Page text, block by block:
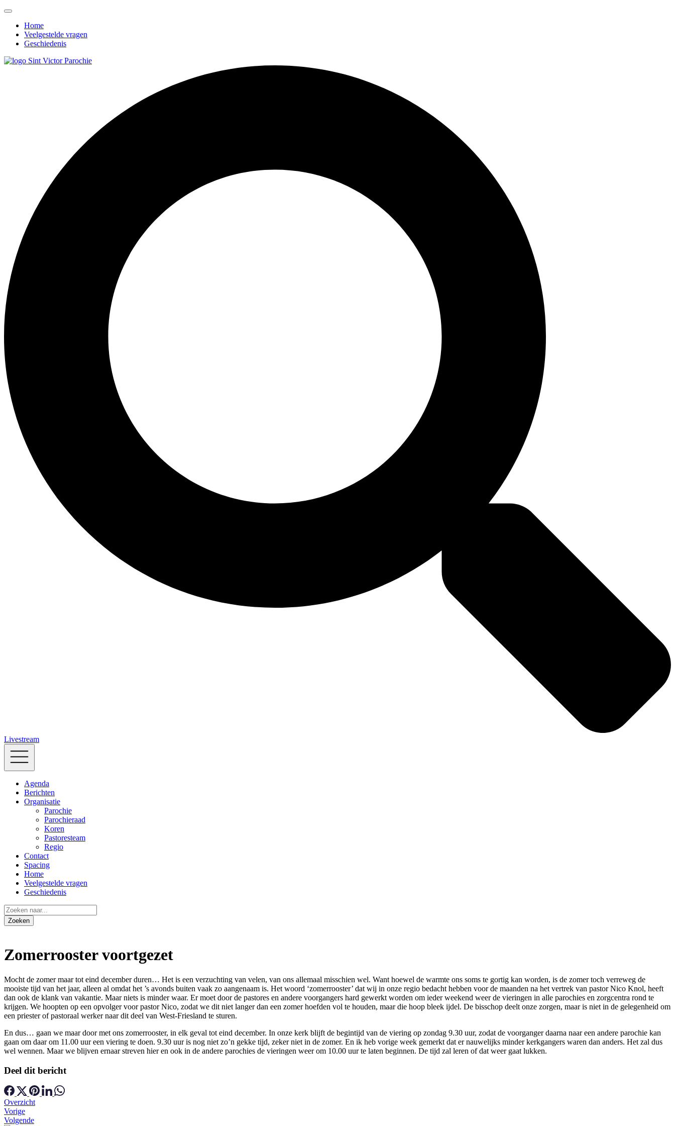
Home
Veelgestelde vragen
Geschiedenis
Livestream
Agenda
Berichten
Organisatie
Parochie
Parochieraad
Koren
Pastoresteam
Regio
Contact
Spacing
Home
Veelgestelde vragen
Geschiedenis
Zomerrooster voortgezet
Mocht de zomer maar tot eind december duren… Het is een verzuchting van velen, van ons allemaal misschien wel. Want hoewel de warmte ons soms te gortig kan worden, is de zomer toch verreweg de
mooiste tijd van het jaar, alleen al omdat het ’s avonds buiten vaak zo aangenaam is. Het woord ‘zomerrooster’ dat wij in onze regio bedacht hebben voor de maanden na het vertrek van pastor Nico Knol, heeft
dan ook de klank van vakantie. Maar niets is minder waar. Er moet door de pastores en andere voorgangers hard gewerkt worden om ieder weekend weer de vieringen in alle parochies en zorgcentra rond te
krijgen. We hoopten op een opvolger voor pastor Nico, zodat we dit niet langer dan een zomer hoefden vol te houden, maar die hoop bleek ijdel. De bisschop deelt onze zorgen, maar is niet in de gelegenheid om
een priester of pastoraal werker naar dit deel van West-Friesland te sturen.
En dus… gaan we maar door met ons zomerrooster, in elk geval tot eind december. In onze kerk blijft de begintijd van de viering op zondag 9.30 uur, zodat de voorganger daarna naar een andere parochie kan
gaan om daar om 11.00 uur een viering te doen. 9.30 uur is nog niet zo’n gekke tijd, zeker niet in de zomer. En ik heb vorige week gemerkt dat er nauwelijks minder kerkgangers waren dan anders. Het zal dus
wel wennen. Maar we blijven ernaar streven hier en ook in de andere parochies de vieringen weer om 10.00 uur te laten beginnen. De tijd zal leren of dat weer gaat lukken.
Deel dit bericht
Overzicht
Vorige
Volgende